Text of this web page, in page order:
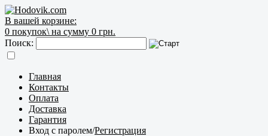
В вашей корзине:
0 покупок\ на сумму 0 грн.
Поиск:
Главная
Контакты
Оплата
Доставка
Гарантия
Вход с паролем/Регистрация